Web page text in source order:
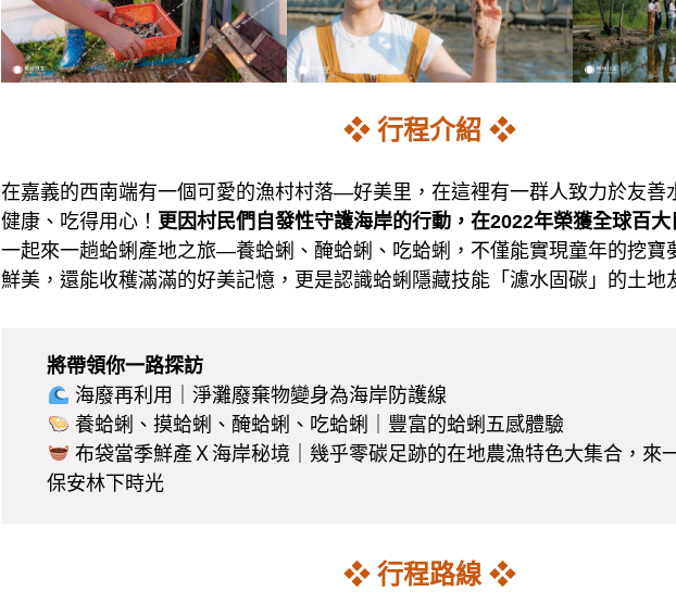
❖ 行程介紹 ❖
在嘉義的西南端有一個可愛的漁村村落—好美里，在這裡有一群人致力於友善
健康、吃得用心！ 更因村民們自發性守護海岸的行動，在2022年榮獲全球百
一起來一趟蛤蜊產地之旅—養蛤蜊、醃蛤蜊、吃蛤蜊，不僅能實現童年的挖寶
鮮美，還能收穫滿滿的好美記憶，更是認識蛤蜊隱藏技能「濾水固碳」的土地
將帶領你一路探訪
海廢再利用｜淨灘廢棄物變身為海岸防護線
養蛤蜊、摸蛤蜊、醃蛤蜊、吃蛤蜊｜豐富的蛤蜊五感體驗
布袋當季鮮產Ｘ海岸秘境｜幾乎零碳足跡的在地農漁特色大集合，來
保安林下時光
❖ 行程路線 ❖